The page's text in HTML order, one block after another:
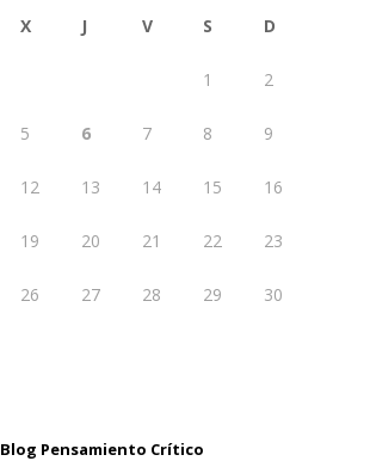
X J V S D
1 2
5 6 7 8 9
12 13 14 15 16
19 20 21 22 23
26 27 28 29 30
Blog Pensamiento Crítico